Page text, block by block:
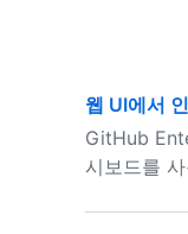
웹 UI에서
GitHub
시보드를